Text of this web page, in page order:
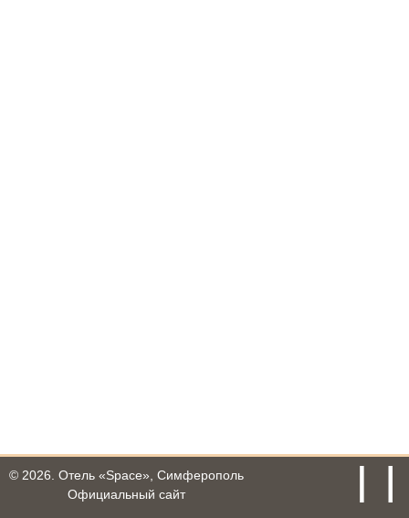
© 2026. Отель «Space», Симферополь
Официальный сайт